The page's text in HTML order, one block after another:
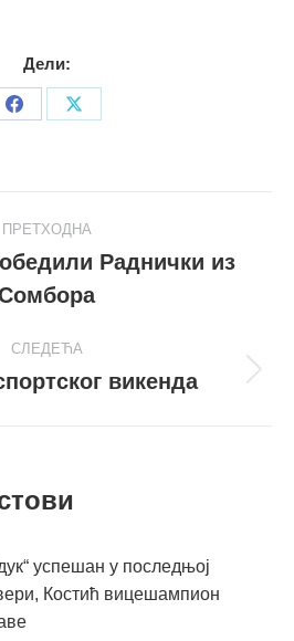
Дели:
Share
Share
ПРЕТХОДНА
Претходни
пост
Раднички из
СЛЕДЕЋА
Следећивикенда
успешан у последњој
Костић вицешампион